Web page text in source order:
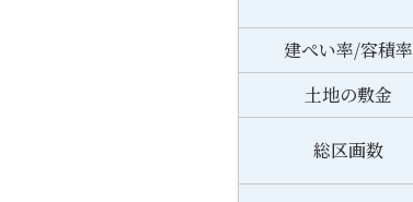
建ぺい率/容積率
土地の敷金
総区画数